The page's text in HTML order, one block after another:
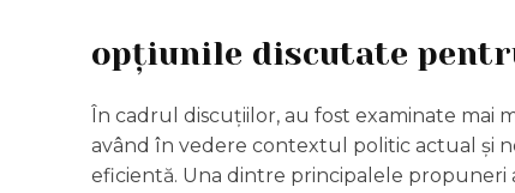
opțiunile discutate
În cadrul discuțiilor, au fost examinate
având în vedere contextul politic actual și
eficientă. Una dintre principalele